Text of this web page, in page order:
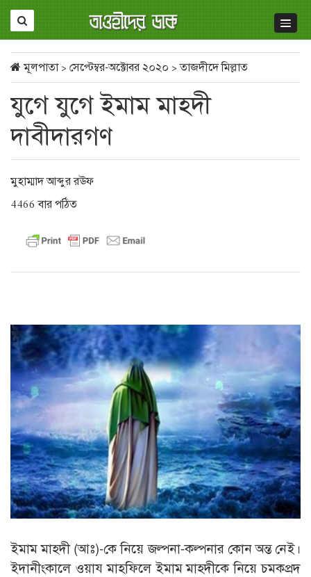
মূলপাতা> সেপ্টেম্বর-অক্টোবর ২০২০ > তাজদীদে মিল্লাত
যুগে যুগে ইমাম মাহদী
দাবীদারগণ
মুহাম্মাদ আব্দুর রঊফ
4466 বার পঠিত
ইমাম মাহদী (আঃ)-কে নিয়ে জল্পনা-কল্পনার কোন অন্ত নেই।
ইদানীংকালে ওয়ায মাহফিলে ইমাম মাহদীকে নিয়ে চমকপ্রদ